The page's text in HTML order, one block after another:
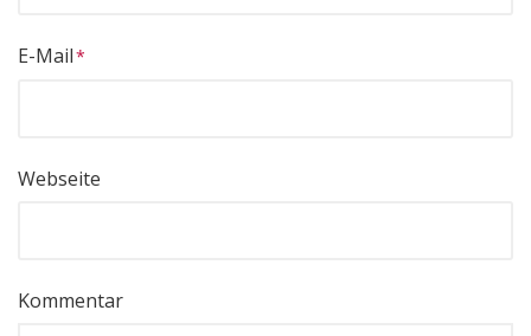
E-Mail
Webseite
Kommentar